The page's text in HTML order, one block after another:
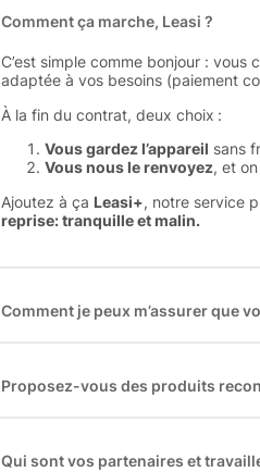
Comment ça marche, Leasi ?
C’est simple comme bonjour :
adaptée à vos besoins (paiement
À la fin du contrat, deux choix :
Vous gardez l’appareil sans
Vous nous le renvoyez, et
Ajoutez à ça Leasi+, notre service
reprise: tranquille et malin.
Comment je peux m’assurer que
Proposez-vous des produits
Qui sont vos partenaires et